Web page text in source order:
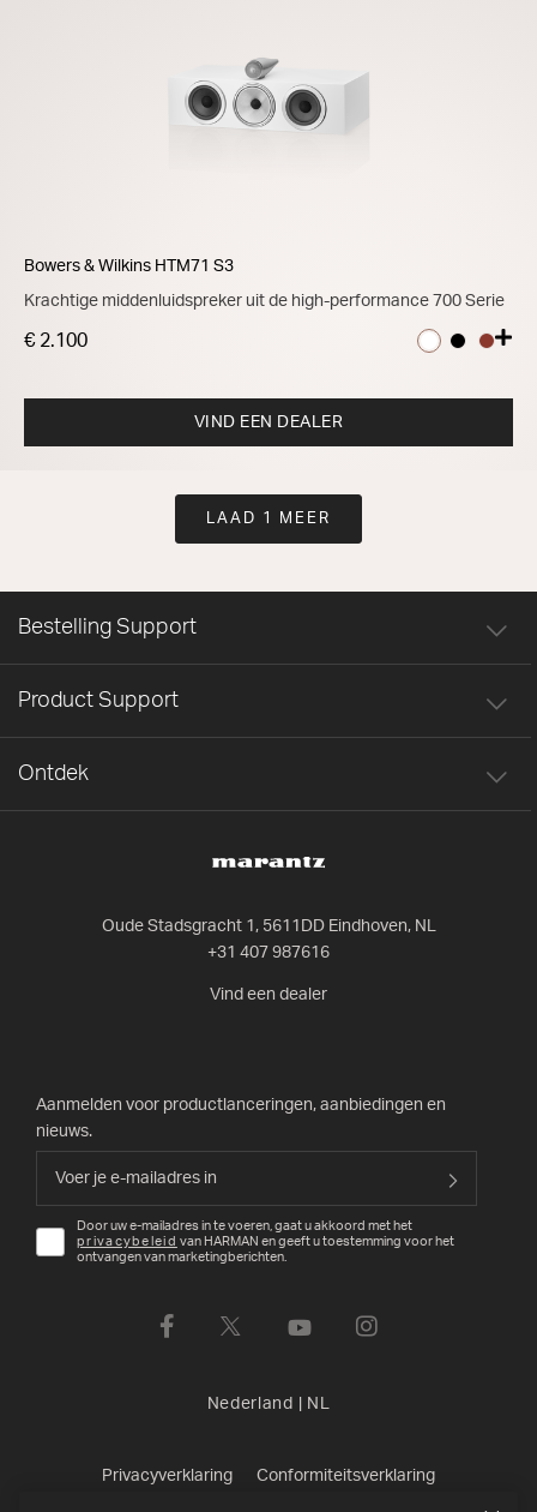
Bowers & Wilkins HTM71 S3
Krachtige middenluidspreker uit de high-performance 700 Serie
€ 2.100
VIND EEN DEALER
LAAD 1 MEER
Oude Stadsgracht 1, 5611DD Eindhoven, NL
+31 407 987616
Vind een dealer
Bestelling Support
Product Support
Ontdek
Aanmelden voor productlanceringen, aanbiedingen en
nieuws.
Door uw e-mailadres in te voeren, gaat u akkoord met het
privacybeleid van HARMAN en geeft u toestemming voor het
ontvangen van marketingberichten.
Nederland NL
Privacyverklaring Conformiteitsverklaring